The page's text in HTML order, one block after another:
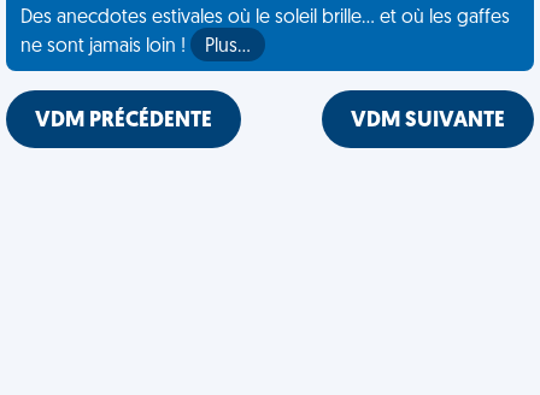
Des anecdotes estivales où le soleil brille... et où les gaffes
ne sont jamais loin !
Plus…
VDM PRÉCÉDENTE VDM SUIVANTE